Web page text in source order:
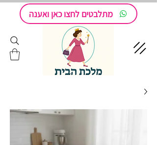
מתלבטים לחצו כאן ואענה